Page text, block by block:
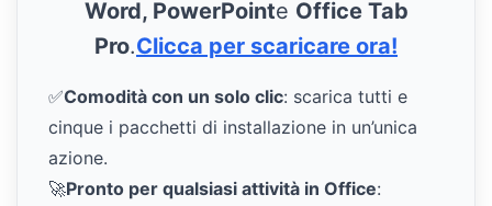
Word, PowerPointe Office Tab
Pro.Clicca per scaricare ora!
✅Comodità con un solo clic: scarica tutti e
cinque i pacchetti di installazione in un’unica
azione.
🚀Pronto per qualsiasi attività in Office: